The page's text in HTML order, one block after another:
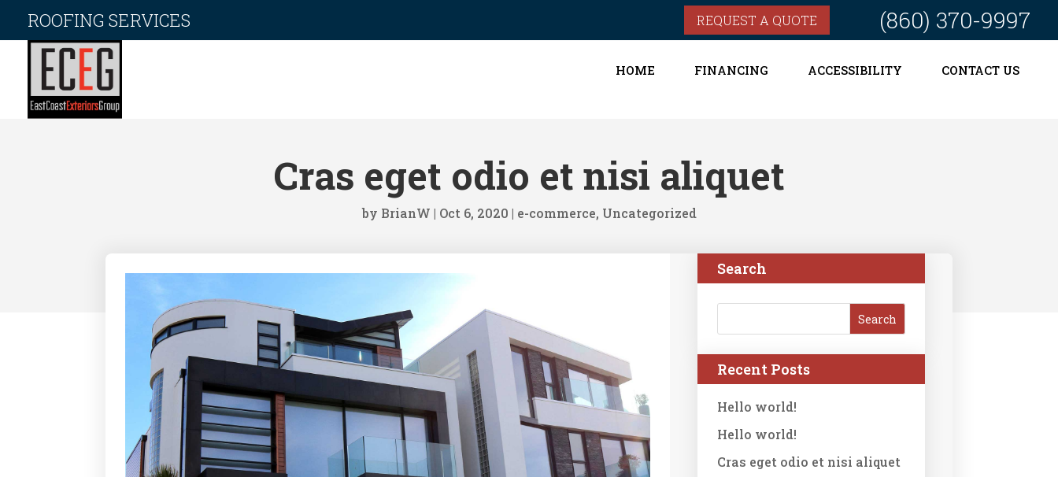
ROOFING SERVICES REQUEST A QUOTE (860) 370-9997
HOME FINANCING ACCESSIBILITY CONTACT US
Cras eget odio et nisi aliquet
by BrianW | Oct 6, 2020 | e-commerce, Uncategorized
Search
Recent Posts
Hello world!
Hello world!
Cras eget odio et nisi aliquet